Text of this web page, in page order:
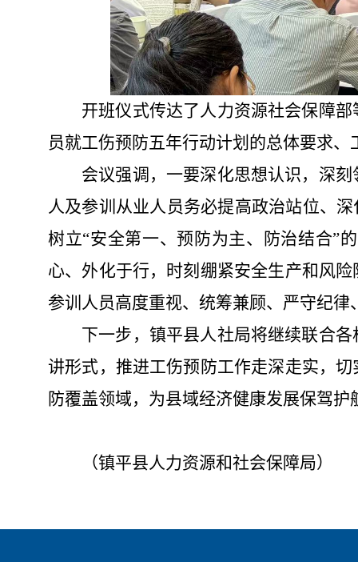
开班仪式传达了人力资源社会保障
员就工伤预防五年行动计划的总体要求
会议强调，一要深化思想认识，深
人及参训从业人员务必提高政治站位、
树立“安全第一、预防为主、防治结合”
心、外化于行，时刻绷紧安全生产和风
参训人员高度重视、统筹兼顾、严守纪
下一步，镇平县人社局将继续联合
讲形式，推进工伤预防工作走深走实，
防覆盖领域，为县域经济健康发展保驾护
（镇平县人力资源和社会保障局）